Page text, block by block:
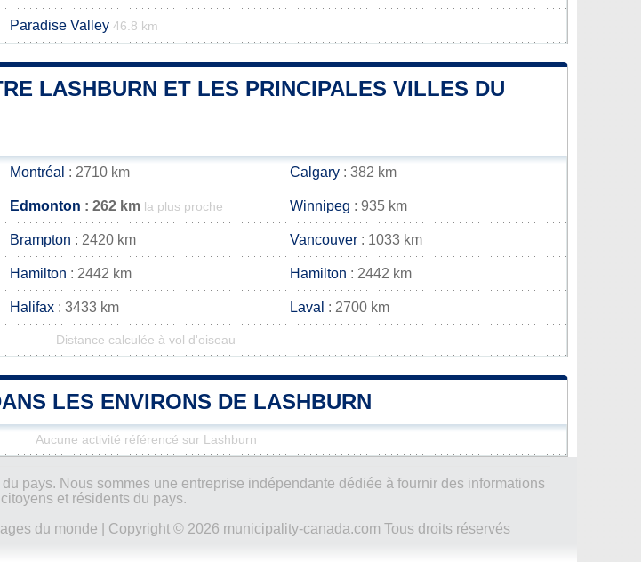
Paradise Valley 46.8 km
LASHBURN ET LES PRINCIPALES VILLES DU
Montréal : 2710 km Calgary : 382 km
Edmonton : 262 km la plus proche Winnipeg : 935 km
Brampton : 2420 km Vancouver : 1033 km
Hamilton : 2442 km Hamilton : 2442 km
Halifax : 3433 km Laval : 2700 km
Distance calculée à vol d'oiseau
LES ENVIRONS DE LASHBURN
Aucune activité référencé sur Lashburn
pays. Nous sommes une entreprise indépendante dédiée à fournir des informations
et résidents du pays.
du monde | Copyright © 2026 municipality-canada.com Tous droits réservés